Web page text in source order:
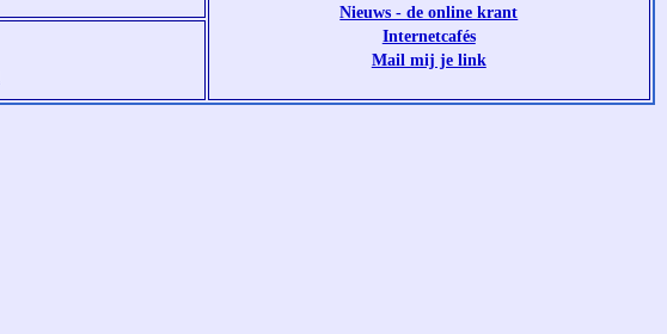
Nieuws - de online krant
Internetcafés
Mail mij je link